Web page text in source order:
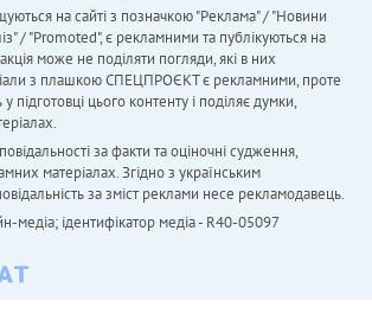
на сайті з позначкою "Реклама" / "Новини
/ "Promoted", є рекламними та публікуються на
може не поділяти погляди, які в них
з плашкою СПЕЦПРОЄКТ є рекламними, проте
підготовці цього контенту і поділяє думки,
за факти та оціночні судження,
матеріалах. Згідно з українським
за зміст реклами несе рекламодавець.
медіа; ідентифікатор медіа - R40-05097